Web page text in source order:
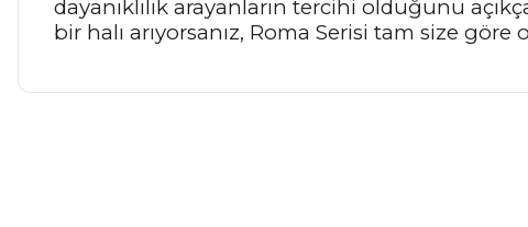
dayanıklılık arayanların tercihi olduğunu
bir halı arıyorsanız, Roma Serisi tam size göre